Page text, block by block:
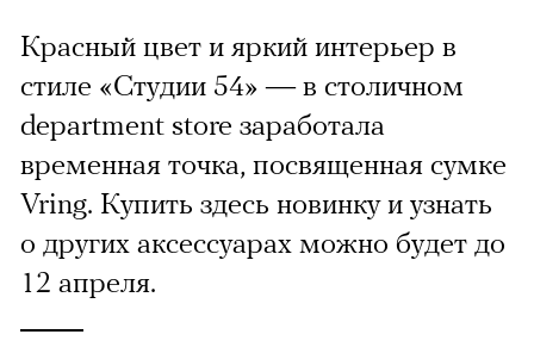
Красный цвет и яркий интерьер в
стиле «Студии 54» — в столичном
department store заработала
временная точка, посвященная сумке
Vring. Купить здесь новинку и узнать
о других аксессуарах можно будет до
12 апреля.